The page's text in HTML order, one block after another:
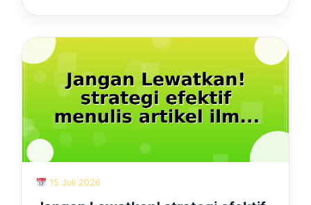
15 Juli 2026